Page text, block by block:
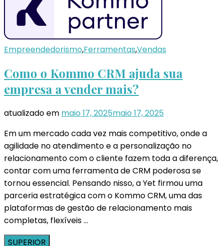
Empreendedorismo,Ferramentas,Vendas
Como o Kommo CRM ajuda sua
empresa a vender mais?
atualizado em maio 17, 2025maio 17, 2025
Em um mercado cada vez mais competitivo, onde a
agilidade no atendimento e a personalização no
relacionamento com o cliente fazem toda a diferença,
contar com uma ferramenta de CRM poderosa se
tornou essencial. Pensando nisso, a Yet firmou uma
parceria estratégica com o Kommo CRM, uma das
plataformas de gestão de relacionamento mais
completas, flexíveis …
SUPERIOR